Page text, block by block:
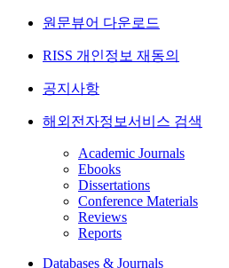
원문뷰어 다운로드
RISS 개인정보 재동의
공지사항
해외전자정보서비스 검색
Academic Journals
Ebooks
Dissertations
Conference Materials
Reviews
Reports
Databases & Journals